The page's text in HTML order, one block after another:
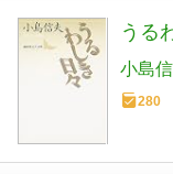
うる
小島
280